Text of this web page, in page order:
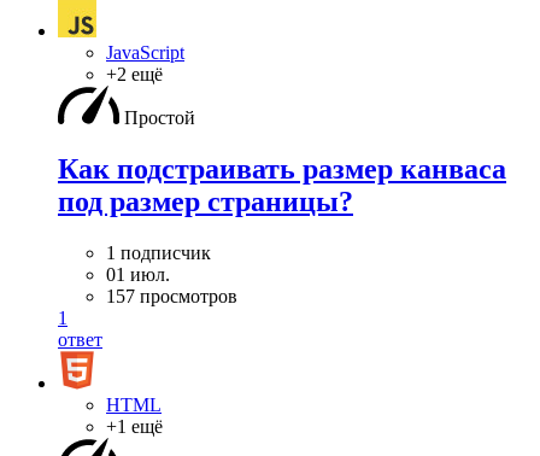
JavaScript
+2 ещё
Простой
Как подстраивать размер канваса
под размер страницы?
1 подписчик
01 июл.
157 просмотров
1
ответ
HTML
+1 ещё